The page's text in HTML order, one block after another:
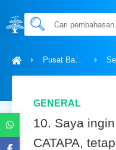
Pusat Bantuan
GENERAL
10. Saya
CATAPA,